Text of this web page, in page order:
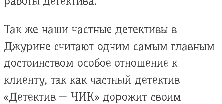
Так же наши частные детективы в
Джурине считают одним самым главным
достоинством особое отношение к
клиенту, так как частный детектив
«Детектив — ЧИК» дорожит своим